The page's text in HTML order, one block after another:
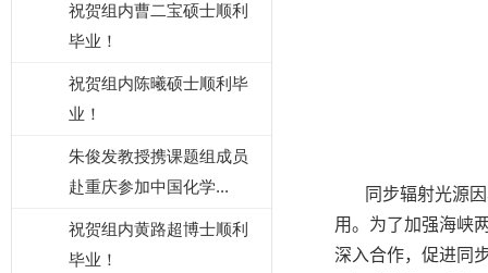
祝贺组内曹二宝硕士顺利
毕业！
祝贺组内陈曦硕士顺利毕
业！
朱俊发教授携课题组成员
赴重庆参加中国化学...
祝贺组内黄路超博士顺利
毕业！
同步辐射光源
用。为了加强海峡
深入合作，促进 同